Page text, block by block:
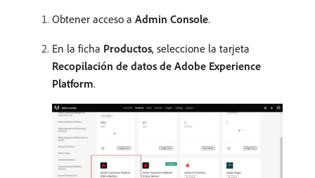
Obtener acceso a Admin Console.
En la ficha Productos, seleccione la tarjeta
Recopilación de datos de Adobe Experience
Platform.